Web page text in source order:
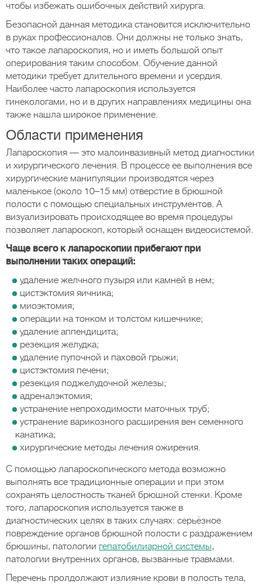
чтобы избежать ошибочных действий хирурга.
Безопасной данная методика становится исключительно
в руках профессионалов. Они должны не только знать,
что такое лапароскопия, но и иметь большой опыт
оперирования таким способом. Обучение данной
методики требует длительного времени и усердия.
Наиболее часто лапароскопия используется
гинекологами, но и в других направлениях медицины она
также нашла широкое применение.
Области применения
Лапароскопия — это малоинвазивный метод диагностики
и хирургического лечения. В процессе ее выполнения все
хирургические манипуляции производятся через
маленькое (около 10–15 мм) отверстие в брюшной
полости с помощью специальных инструментов. А
визуализировать происходящее во время процедуры
позволяет лапароскоп, который оснащен видеосистемой.
Чаще всего к лапароскопии прибегают при
выполнении таких операций:
удаление желчного пузыря или камней в нем;
цистэктомия яичника;
миоэктомия;
операции на тонком и толстом кишечнике;
удаление аппендицита;
резекция желудка;
удаление пупочной и паховой грыжи;
цистэктомия печени;
резекция поджелудочной железы;
адреналэктомия;
устранение непроходимости маточных труб;
устранение варикозного расширения вен семенного
канатика;
хирургические методы лечения ожирения.
С помощью лапароскопического метода возможно
выполнять все традиционные операции и при этом
сохранять целостность тканей брюшной стенки. Кроме
того, лапароскопия используется также в
диагностических целях в таких случаях: серьёзное
повреждение органов брюшной полости с раздражением
брюшины, патологии гепатобилиарной системы,
патологии внутренних органов, вызванные травмами.
Перечень пролдолжают излияние крови в полость тела,